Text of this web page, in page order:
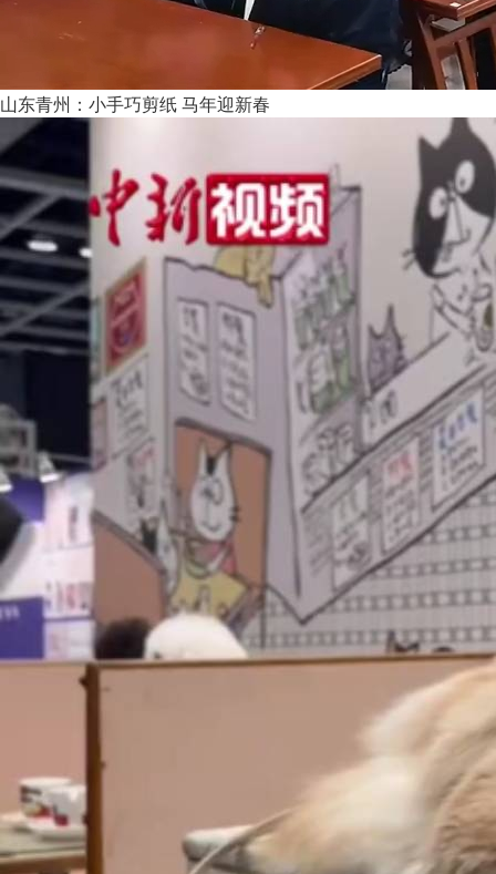
山东青州：小手巧剪纸 马年迎新春